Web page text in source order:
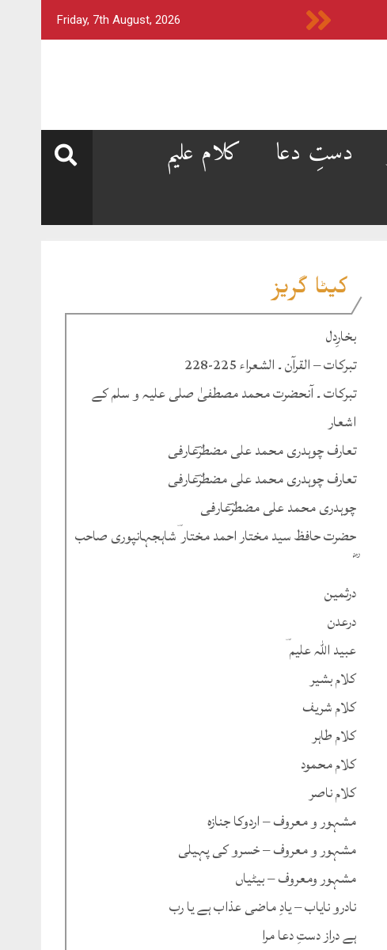
Friday, 7th August, 2026
دستِ دعا
کلام علیم
کیٹا گریز
بخارِدل
تبرکات – القرآن ۔ الشعراء 225-228
تبرکات ۔ آنحضرت محمد مصطفیٰ صلی علیہ و سلم کے
اشعار
تعارف چوہدری محمد علی مضطرؔعارفی
تعارف چوہدری محمد علی مضطرؔعارفی
چوہدری محمد علی مضطرؔعارفی
حضرت حافظ سید مختار احمد مختار ؔشاہجہانپوری صاحب
ؓ
درثمین
درعدن
عبید اللہ علیم ؔ
کلام بشیر
کلام شریف
کلام طاہر
کلام محمود
کلام ناصر
مشہور و معروف – اردوکا جنازہ
مشہور و معروف – خسرو کی پہیلی
مشہور ومعروف – بیٹیاں
نادرو نایاب – یادِ ماضی عذاب ہے یا رب
ہے دراز دستِ دعا مرا